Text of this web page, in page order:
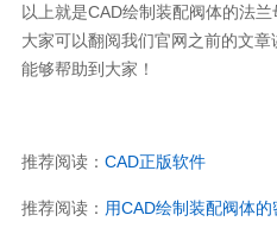
以上就是CAD绘制装配阀体的法
大家可以翻阅我们官网之前的文
能够帮助到大家！
推荐阅读： CAD正版软件
推荐阅读： 用CAD绘制装配阀体的